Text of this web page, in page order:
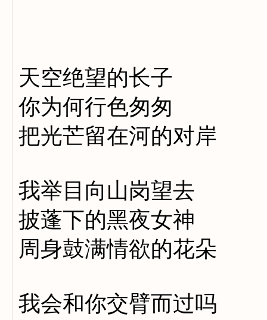
天空绝望的长子
你为何行色匆匆
把光芒留在河的对岸
我举目向山岗望去
披蓬下的黑夜女神
周身鼓满情欲的花朵
我会和你交臂而过吗